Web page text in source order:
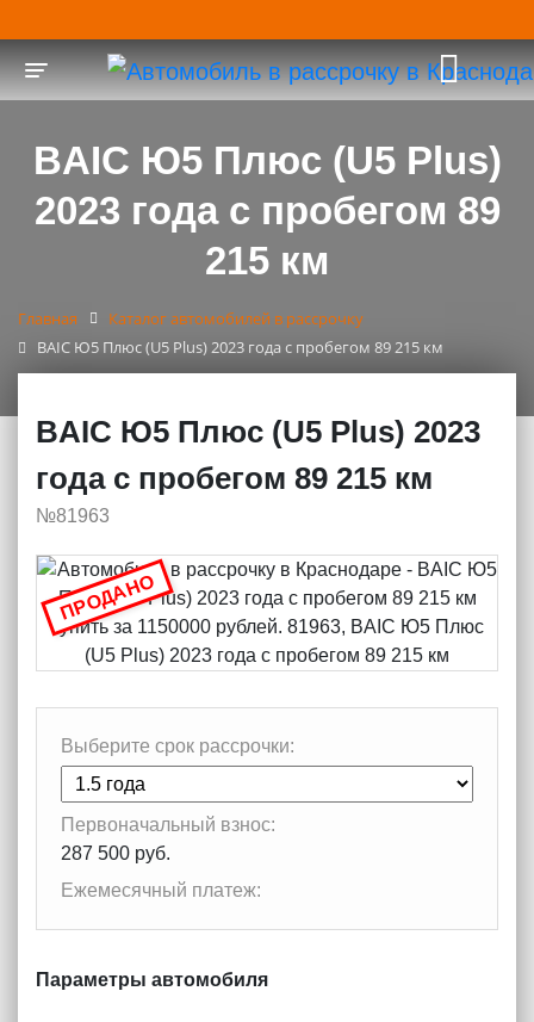
Toggle navigation
BAIC Ю5 Плюс (U5 Plus)
2023 года с пробегом 89
215 км
Главная
Каталог автомобилей в рассрочку
BAIC Ю5 Плюс (U5 Plus) 2023 года с пробегом 89 215 км
BAIC Ю5 Плюс (U5 Plus) 2023
года с пробегом 89 215 км
№81963
Выберите срок рассрочки:
Первоначальный взнос:
287 500 руб.
Ежемесячный платеж:
Параметры автомобиля
ПРОДАНО